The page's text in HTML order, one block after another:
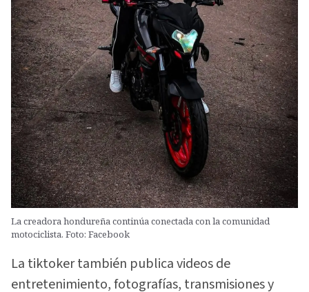
La creadora hondureña continúa conectada con la comunidad
motociclista. Foto: Facebook
La tiktoker también publica videos de
entretenimiento, fotografías, transmisiones y